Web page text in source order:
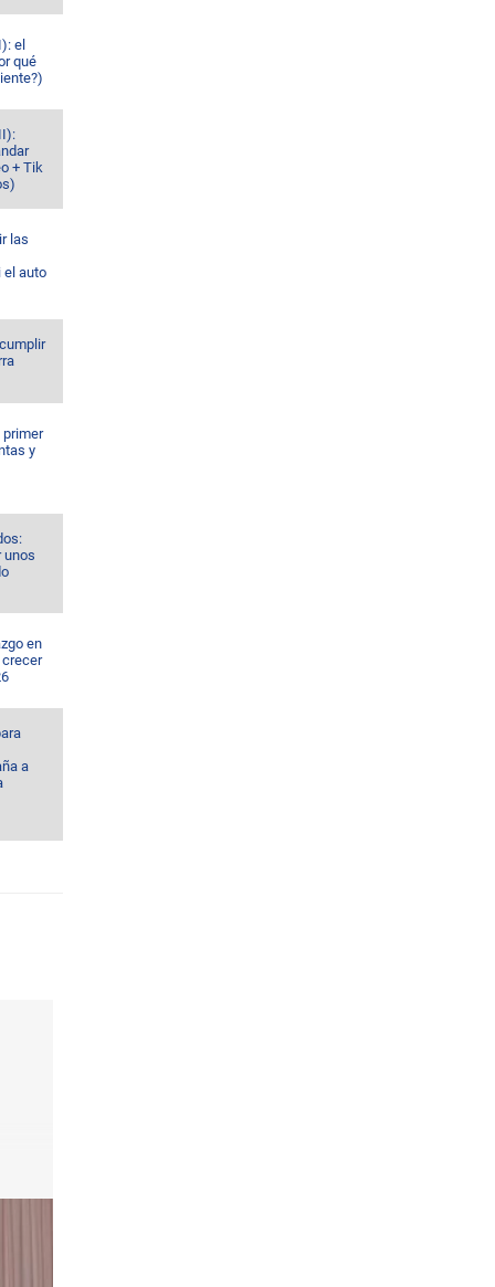
el
qué
+ Tik
las
el auto
primer
y
unos
en
crecer
a